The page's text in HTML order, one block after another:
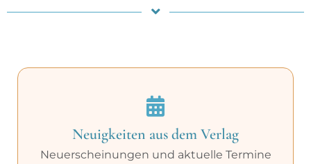
Neuigkeiten aus dem Verlag
Neuerscheinungen und aktuelle Termine